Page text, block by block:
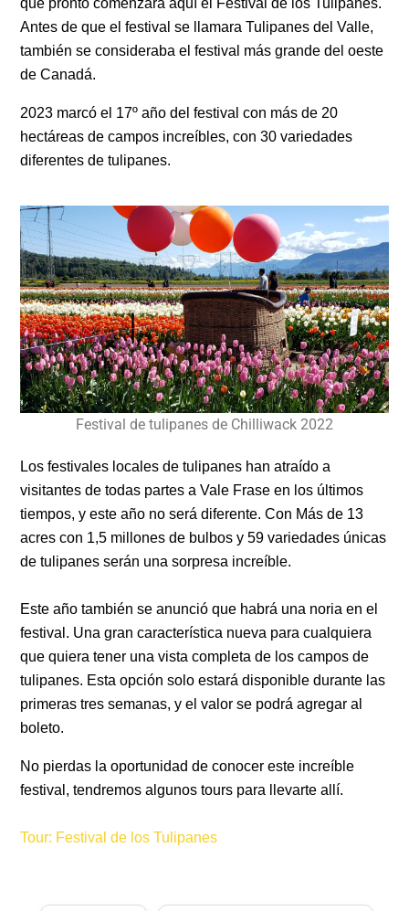
Antes de que el festival se llamara Tulipanes del Valle,
también se consideraba el festival más grande del oeste
de Canadá.
2023 marcó el 17º año del festival con más de 20
hectáreas de campos increíbles, con 30 variedades
diferentes de tulipanes.
Festival de tulipanes de Chilliwack 2022
Los festivales locales de tulipanes han atraído a
visitantes de todas partes a Vale Frase en los últimos
tiempos, y este año no será diferente. Con Más de 13
acres con 1,5 millones de bulbos y 59 variedades únicas
de tulipanes serán una sorpresa increíble.
Este año también se anunció que habrá una noria en el
festival. Una gran característica nueva para cualquiera
que quiera tener una vista completa de los campos de
tulipanes. Esta opción solo estará disponible durante las
primeras tres semanas, y el valor se podrá agregar al
boleto.
No pierdas la oportunidad de conocer este increíble
festival, tendremos algunos tours para llevarte allí.
Tour: Festival de los Tulipanes